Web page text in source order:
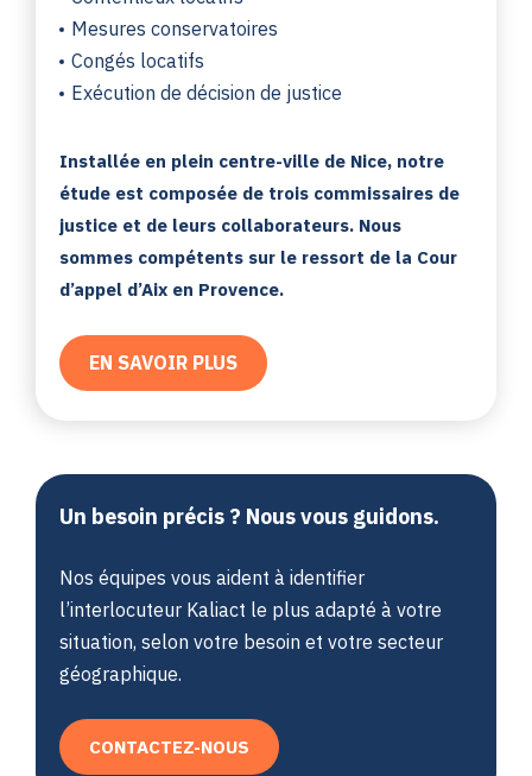
Mesures conservatoires
Congés locatifs
Exécution de décision de justice
Installée en plein centre-ville de Nice, notre
étude est composée de trois commissaires de
justice et de leurs collaborateurs. Nous
sommes compétents sur le ressort de la Cour
d’appel d’Aix en Provence.
EN SAVOIR PLUS
Un besoin précis ? Nous vous guidons.
Nos équipes vous aident à identifier
l’interlocuteur Kaliact le plus adapté à votre
situation, selon votre besoin et votre secteur
géographique.
CONTACTEZ-NOUS